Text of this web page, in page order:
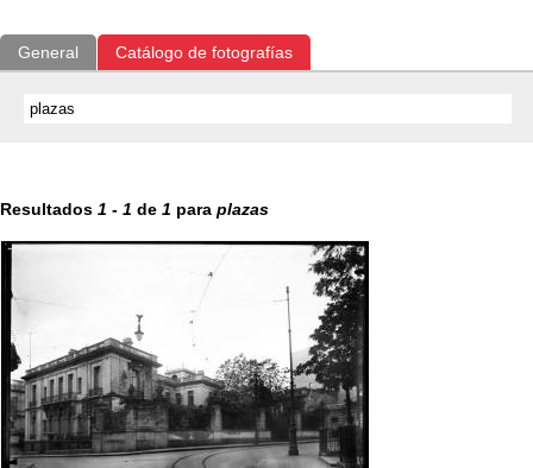
General Catálogo de fotografías
Resultados 1 - 1 de 1 para plazas